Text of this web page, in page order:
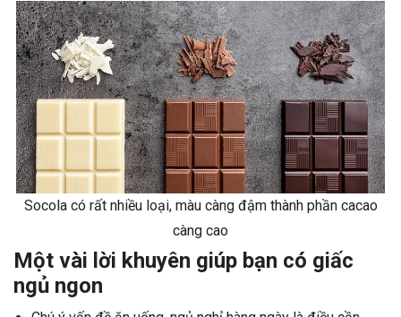
Socola có rất nhiều loại, màu càng đậm thành phần cacao
càng cao
Một vài lời khuyên giúp bạn có giấc
ngủ ngon